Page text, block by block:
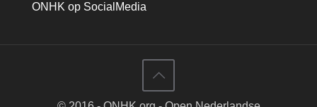
ONHK op SocialMedia